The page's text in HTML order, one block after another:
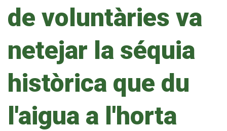
de voluntàries va
netejar la séquia
històrica que du
l'aigua a l'horta